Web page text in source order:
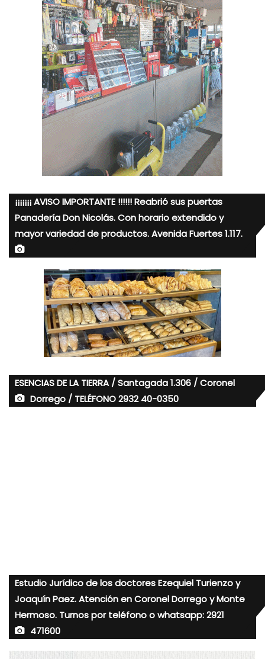
¡¡¡¡¡¡¡ AVISO IMPORTANTE !!!!!! Reabrió sus puertas
Panadería Don Nicolás. Con horario extendido y
mayor variedad de productos. Avenida Fuertes 1.117.
ESENCIAS DE LA TIERRA / Santagada 1.306 / Coronel
Dorrego / TELÉFONO 2932 40-0350
Estudio Jurídico de los doctores Ezequiel Turienzo y
Joaquín Paez. Atención en Coronel Dorrego y Monte
Hermoso. Turnos por teléfono o whatsapp: 2921
471600